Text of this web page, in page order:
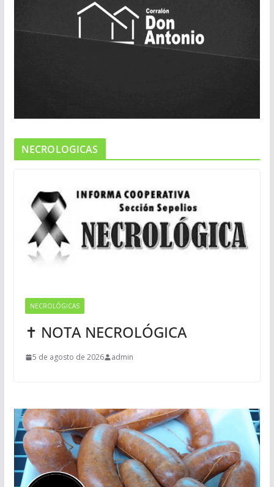
NECROLOGICAS
NECROLÓGICAS
✝ NOTA NECROLÓGICA
5 de agosto de 2026 admin